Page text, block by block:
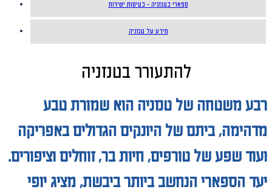
ספארי בטנזניה - בטיסות ישירות
מידע על טנזניה
להתעורר בטנזניה
רבע משטחה של טנזניה הוא שמורת טבע
מדהימה, ביתם של היונקים הגדולים באפריקה
ועוד שפע של טורפים, חיות בר, זוחלים וציפורים.
יעד הספארי הנחשב ביותר ביבשת, מציג יופי